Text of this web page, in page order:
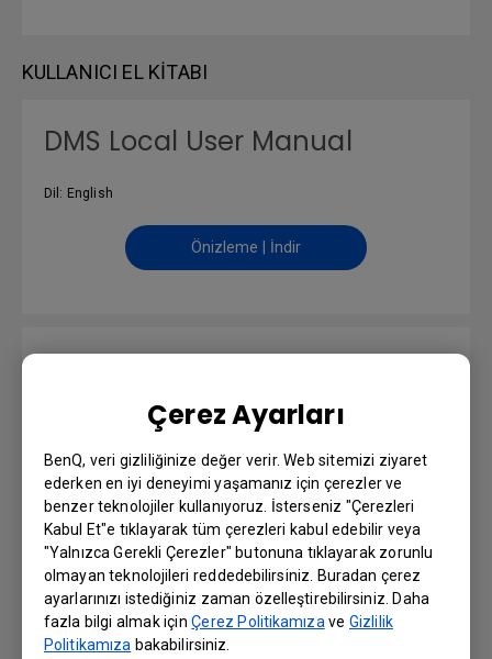
Çerez Ayarları
BenQ, veri gizliliğinize değer verir. Web sitemizi ziyaret
ederken en iyi deneyimi yaşamanız için çerezler ve
benzer teknolojiler kullanıyoruz. İsterseniz "Çerezleri
Kabul Et"e tıklayarak tüm çerezleri kabul edebilir veya
"Yalnızca Gerekli Çerezler" butonuna tıklayarak zorunlu
olmayan teknolojileri reddedebilirsiniz. Buradan çerez
ayarlarınızı istediğiniz zaman özelleştirebilirsiniz. Daha
fazla bilgi almak içinÇerez Politikamıza veGizlilik
Politikamıza bakabilirsiniz.
KULLANICI EL KITABI
DMS Local User Manual
Dil: English
Önizleme | İndir
Dil: Multi-Language
Önizleme | İndir
User Manual
Dil: English